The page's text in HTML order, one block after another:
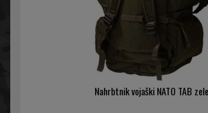
Nahrbtnik vojaški NATO TAB